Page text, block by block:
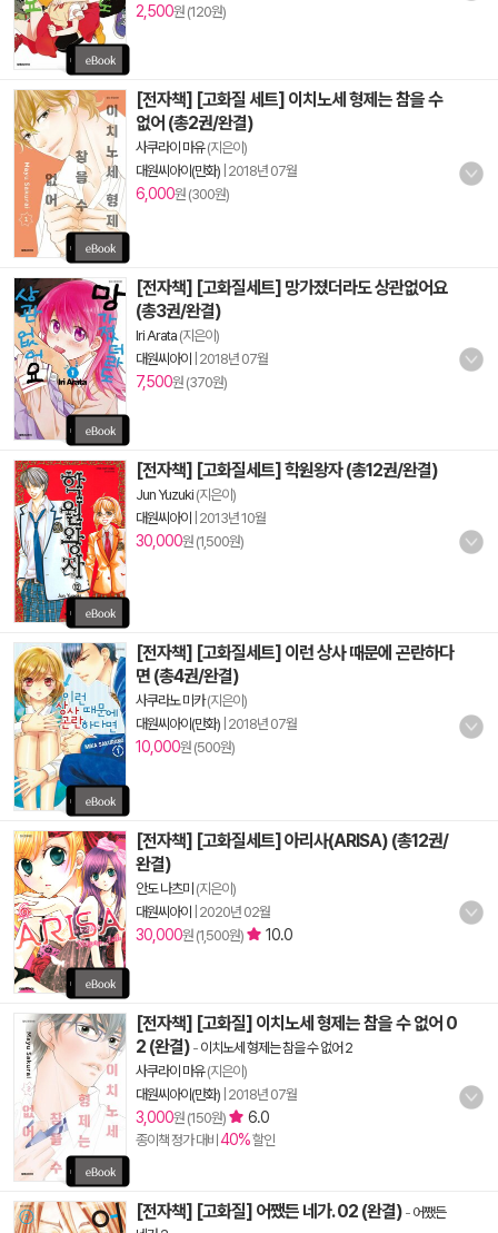
2,500원 (120원)
[전자책] [고화질 세트] 이치노세 형제는 참을 수
없어 (총2권/완결)
사쿠라이 마유(지은이)
대원씨아이(만화) 2018년 07월
6,000원 (300원)
[전자책] [고화질세트] 망가졌더라도 상관없어요
(총3권/완결)
Iri Arata (지은이)
대원씨아이
2018년 07월
7,500원 (370원)
[전자책] [고화질세트] 학원왕자 (총12권/완결)
Jun Yuzuki (지은이)
대원씨아이
2013년 10월
30,000원 (1,500원)
[전자책] [고화질세트] 이런 상사 때문에 곤란하다
면 (총4권/완결)
사쿠라노 미카(지은이)
대원씨아이(만화) 2018년 07월
10,000원 (500원)
[전자책] [고화질세트] 아리사(ARISA) (총12권/
완결)
안도 나츠미 (지은이)
대원씨아이
2020년 02월
30,000원 (1,500원) 10.0
[전자책] [고화질] 이치노세 형제는 참을 수 없어 0
2 (완결) - 이치노세 형제는 참을 수 없어 2
사쿠라이 마유(지은이)
대원씨아이(만화) 2018년 07월
3,000원 (150원) 6.0
종이책 정가 대비 40%할인
[전자책] [고화질] 어쨌든 네가. 02 (완결) - 어쨌든